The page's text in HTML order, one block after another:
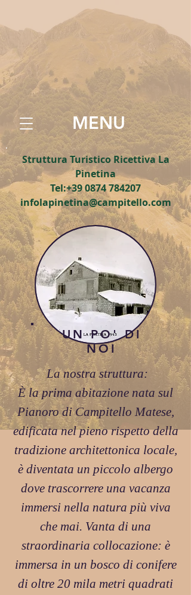
MENU
Struttura Turistico Ricettiva La
Pinetina
Tel:+39 0874 784207
infolapinetina@campitello.com
UN PO' DI
NOI
La nostra struttura:
È la prima abitazione nata sul
Pianoro di Campitello Matese,
edificata nel pieno rispetto della
tradizione architettonica locale,
è diventata un piccolo albergo
dove trascorrere una vacanza
immersi nella natura più viva
che mai. Vanta di una
straordinaria collocazione: è
immersa in un bosco di conifere
di oltre 20 mila metri quadrati